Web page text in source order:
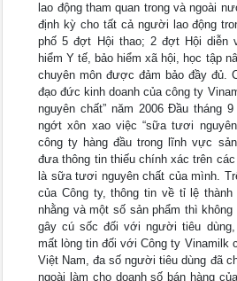
lao động tham quan trong và ngoài
định kỳ cho tất cả người lao động
phố 5 đợt Hội thao; 2 đợt Hội diễn
hiểm Y tế, bảo hiểm xã hội, học tập
chuyên môn được đảm bảo đầy đủ.
đạo đức kinh doanh của công ty
nguyên chất” năm 2006 Đầu tháng
ngớt xôn xao việc “sữa tươi
công ty hàng đầu trong lĩnh vực
đưa thông tin thiếu chính xác trên
là sữa tươi nguyên chất của mình.
của Công ty, thông tin về tỉ lệ thành
nhằng và một số sản phẩm thì
gây cú sốc đối với người tiêu
mất lòng tin đối với Công ty Vinamilk
Việt Nam, đa số người tiêu dùng đã
ngoài làm cho doanh số bán hàng